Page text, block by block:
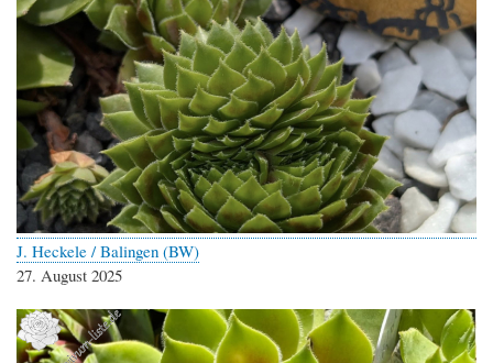
J. Heckele / Balingen (BW)
27. August 2025